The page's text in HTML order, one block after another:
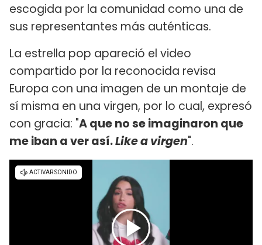
escogida por la comunidad como una de
sus representantes más auténticas.
La estrella pop apareció el video
compartido por la reconocida revisa
Europa con una imagen de un montaje de
sí misma en una virgen, por lo cual, expresó
con gracia: "A que no se imaginaron que
me iban a ver así.Like a virgen".